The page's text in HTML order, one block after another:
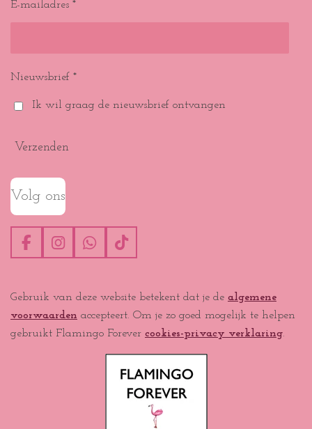
E-mailadres *
Nieuwsbrief *
Ik wil graag de nieuwsbrief ontvangen
Verzenden
Volg ons
F
a
b
o
o
I
n
a
g
r
W
h
s
A
p
T
i
o
k
Gebruik van deze website betekent dat je de algemene
voorwaarden accepteert. Om je zo goed mogelijk te helpen
gebruikt Flamingo Forever cookies-privacy verklaring.